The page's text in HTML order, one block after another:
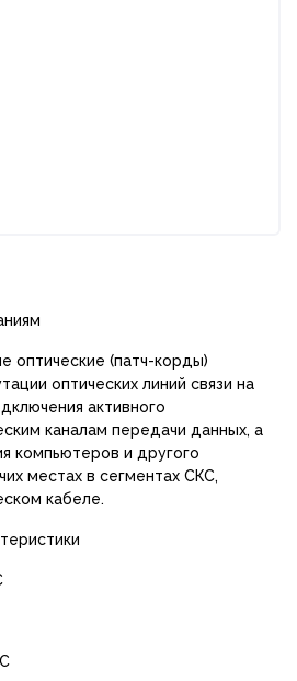
оптические (патч-корды)
оптических линий связи на
активного
каналам передачи данных, а
компьютеров и другого
местах в сегментах СКС,
кабеле.